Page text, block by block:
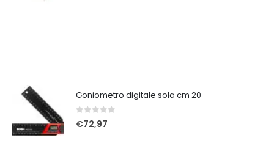
Goniometro digitale sola cm 20
Su 5
€72,97